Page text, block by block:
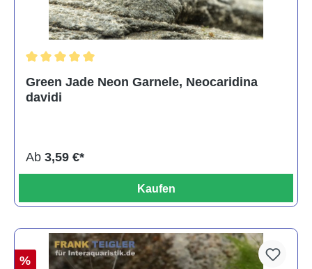
Green Jade Neon Garnele, Neocaridina
davidi
Ab 3,59 €*
Kaufen
%